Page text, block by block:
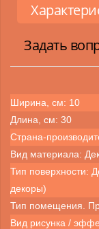
Задать
Ширина, см: 10
Длина, см: 30
Страна-
Вид материала:
Тип поверхности:
декоры)
Тип помещения.
Вид рисунка /